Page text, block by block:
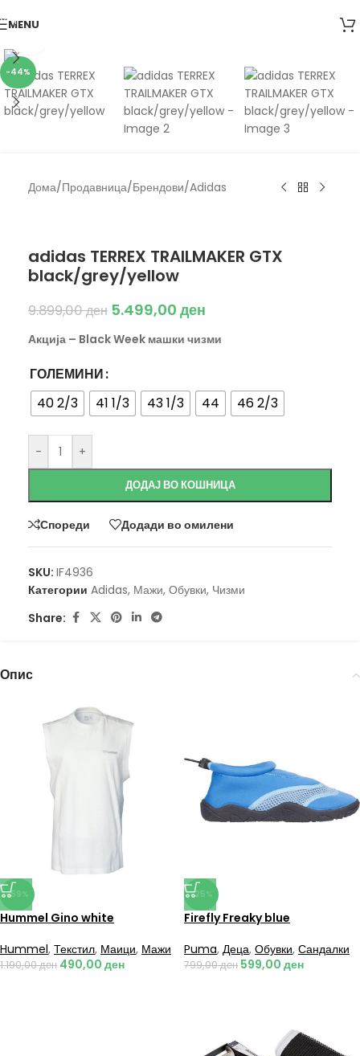
Skip to navigation
Skip to main content
MENU
-44%
Дома/Продавница/Брендови/Adidas
adidas TERREX TRAILMAKER GTX
black/grey/yellow
9.899,00ден 5.499,00 ден
Акција – Black Week машки чизми
ГОЛЕМИНИ
40 2/3
41 1/3 43 1/3 44 46 2/3
- +
ДОДАЈ ВО КОШНИЦА
Спореди Додади во омилени
SKU: IF4936
Категории Adidas, Мажи, Обувки, Чизми
Share:
Опис
-59%
Hummel Gino white
Hummel, Текстил, Маици, Мажи
1.190,00ден 490,00 ден
-25%
Firefly Freaky blue
Puma, Деца, Обувки, Сандалки
799,00ден 599,00 ден